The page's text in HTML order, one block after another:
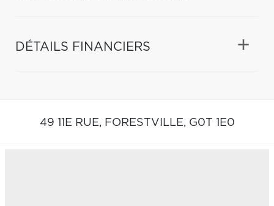
DÉTAILS FINANCIERS
49 11E RUE, FORESTVILLE, G0T 1E0